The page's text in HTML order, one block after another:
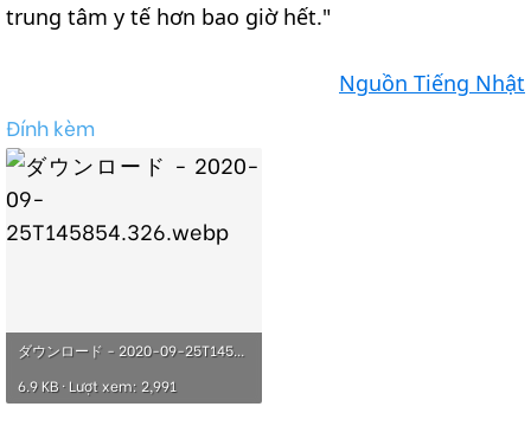
trung tâm y tế hơn bao giờ hết."
Nguồn Tiếng Nhật
Đính kèm
ダウンロード - 2020-09-25T145854.326.webp
6.9 KB · Lượt xem: 2,991